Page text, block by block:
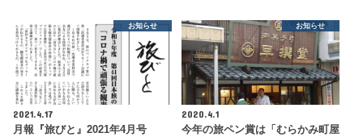
お知らせ
2021.4.17
月報『旅びと』2021年4月号
お知らせ
2020.4.1
今年の旅ペン賞は「むらかみ町屋